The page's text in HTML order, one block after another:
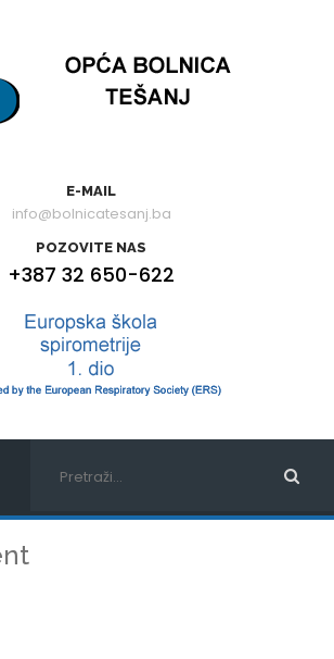
E-MAIL
info@bolnicatesanj.ba
POZOVITE NAS
+387 32 650-622